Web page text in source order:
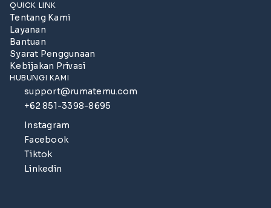
QUICK LINK
Tentang Kami
Layanan
Bantuan
Syarat Penggunaan
Kebijakan Privasi
HUBUNGI KAMI
support@rumatemu.com
+62 851-3398-8695
Instagram
Facebook
Tiktok
Linkedin